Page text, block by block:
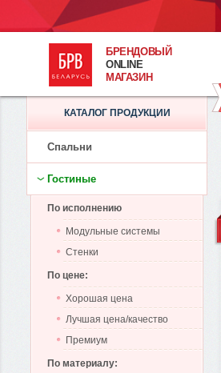
БРЕНДОВЫЙ
ONLINE
МАГАЗИН
КАТАЛОГ ПРОДУКЦИИ
Спальни
Гостиные
По исполнению
Модульные системы
Стенки
По цене:
Хорошая цена
Лучшая цена/качество
Премиум
По материалу: